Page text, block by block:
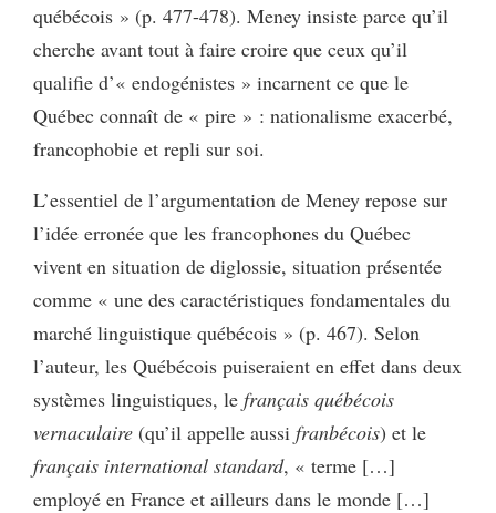
québécois » (p. 477-478). Meney insiste parce qu’il
cherche avant tout à faire croire que ceux qu’il
qualifie d’« endogénistes » incarnent ce que le
Québec connaît de « pire » : nationalisme exacerbé,
francophobie et repli sur soi.
L’essentiel de l’argumentation de Meney repose sur
l’idée erronée que les francophones du Québec
vivent en situation de diglossie, situation présentée
comme « une des caractéristiques fondamentales du
marché linguistique québécois » (p. 467). Selon
l’auteur, les Québécois puiseraient en effet dans deux
systèmes linguistiques, le français québécois
vernaculaire (qu’il appelle aussi franbécois) et le
français international standard, « terme […]
employé en France et ailleurs dans le monde […]